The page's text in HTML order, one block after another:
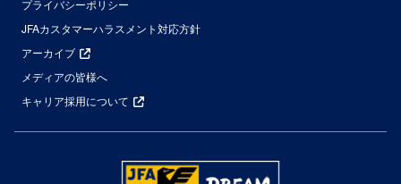
プライバシーポリシー
JFAカスタマーハラスメント対応方針
アーカイブ
メディアの皆様へ
キャリア採用について